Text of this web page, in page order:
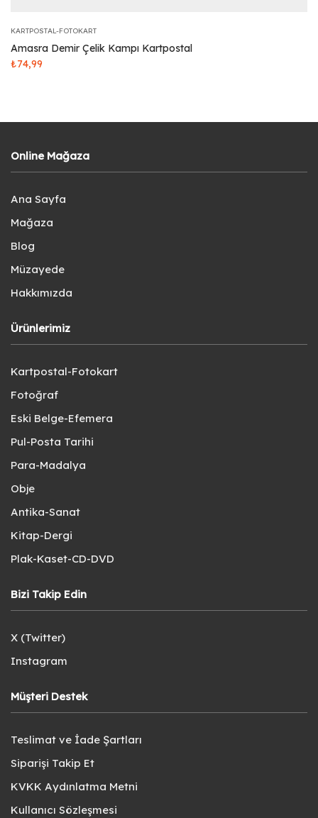
KARTPOSTAL-FOTOKART
Amasra Demir Çelik Kampı Kartpostal
₺74,99
Online Mağaza
Ana Sayfa
Mağaza
Blog
Müzayede
Hakkımızda
Ürünlerimiz
Kartpostal-Fotokart
Fotoğraf
Eski Belge-Efemera
Pul-Posta Tarihi
Para-Madalya
Obje
Antika-Sanat
Kitap-Dergi
Plak-Kaset-CD-DVD
Bizi Takip Edin
X (Twitter)
Instagram
Müşteri Destek
Teslimat ve İade Şartları
Siparişi Takip Et
KVKK Aydınlatma Metni
Kullanıcı Sözleşmesi